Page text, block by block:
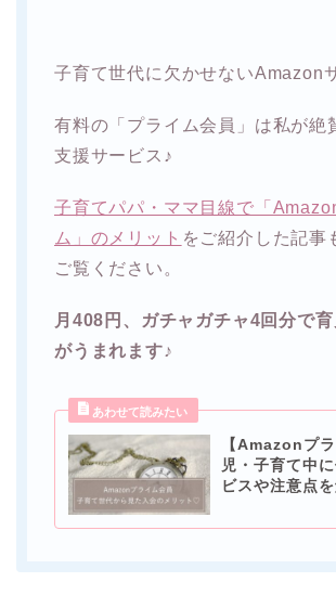
子育て世代に欠かせないAmazon
有料の「プライム会員」は私が絶
支援サービス♪
子育てパパ・ママ目線で「
ム」のメリット をご紹介した記事
ご覧ください。
月408円、ガチャガチャ4回分で育
がうまれます♪
【Amazonプ
児・子育て中
ビスや注意点